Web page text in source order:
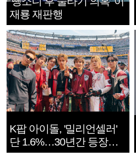
재룡 재판행
K팝 아이돌, '밀리언셀러'
단 1.6%…30년간 등장
1182개팀 전수조사